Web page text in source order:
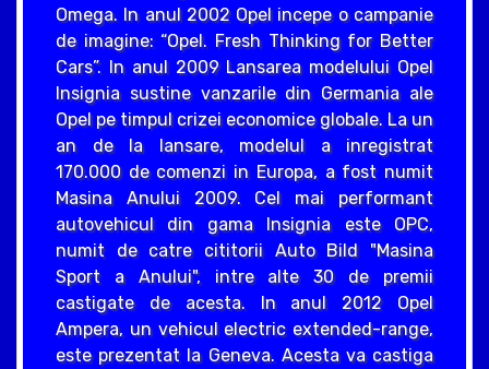
Omega. In anul 2002 Opel incepe o campanie
de imagine: “Opel. Fresh Thinking for Better
Cars”. In anul 2009 Lansarea modelului Opel
Insignia sustine vanzarile din Germania ale
Opel pe timpul crizei economice globale. La un
an de la lansare, modelul a inregistrat
170.000 de comenzi in Europa, a fost numit
Masina Anului 2009. Cel mai performant
autovehicul din gama Insignia este OPC,
numit de catre cititorii Auto Bild "Masina
Sport a Anului", intre alte 30 de premii
castigate de acesta. In anul 2012 Opel
Ampera, un vehicul electric extended-range,
este prezentat la Geneva. Acesta va castiga